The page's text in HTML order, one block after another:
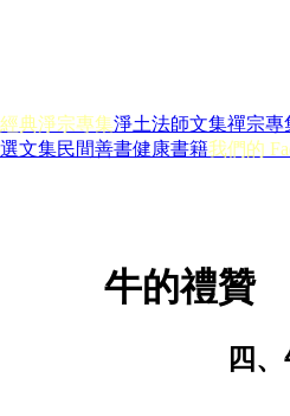
典淨宗專集淨土法師文集禪宗專
文集民間善書健康書籍我們的
牛的禮贊
四